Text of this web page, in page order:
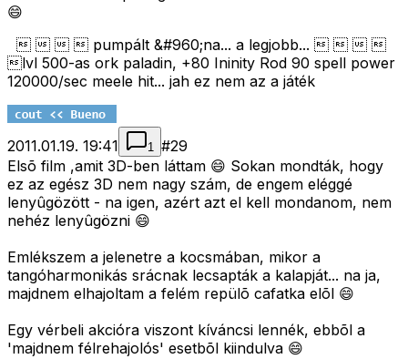
😄
pumpált &#960;na... a legjobb...
lvl 500-as ork paladin, +80 Ininity Rod 90 spell power
120000/sec meele hit... jah ez nem az a játék
2011.01.19. 19:41 1 #29
Elsõ film ,amit 3D-ben láttam 😄 Sokan mondták, hogy
ez az egész 3D nem nagy szám, de engem eléggé
lenyûgözött - na igen, azért azt el kell mondanom, nem
nehéz lenyûgözni 😄
Emlékszem a jelenetre a kocsmában, mikor a
tangóharmonikás srácnak lecsapták a kalapját... na ja,
majdnem elhajoltam a felém repülõ cafatka elõl 😄
Egy vérbeli akcióra viszont kíváncsi lennék, ebbõl a
'majdnem félrehajolós' esetbõl kiindulva 😄